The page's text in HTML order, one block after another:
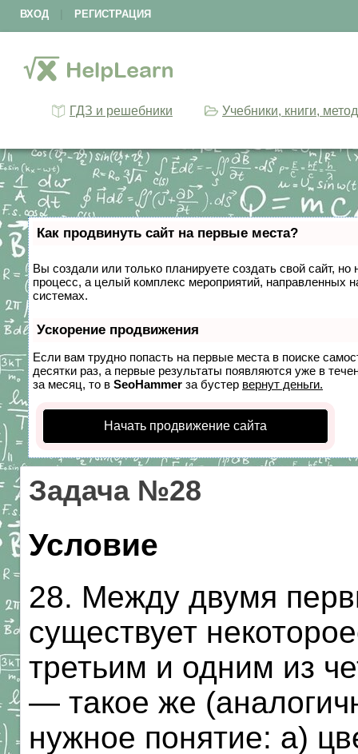
ВХОД РЕГИСТРАЦИЯ
ГДЗ и решебники Учебники, книги,
Как продвинуть сайт на первые места?
Вы создали или только планируете создать свой сайт,
процесс, а целый комплекс мероприятий, направленных
системах.
Ускорение продвижения
Если вам трудно попасть на первые места в поиске
десятки раз, а первые результаты появляются уже в
за месяц, то в SeoHammer за бустер вернут деньги.
Начать продвижение сайта
Задача №28
Условие
28. Между двумя
существует
третьим и одним из
— такое же
нужное понятие: а)